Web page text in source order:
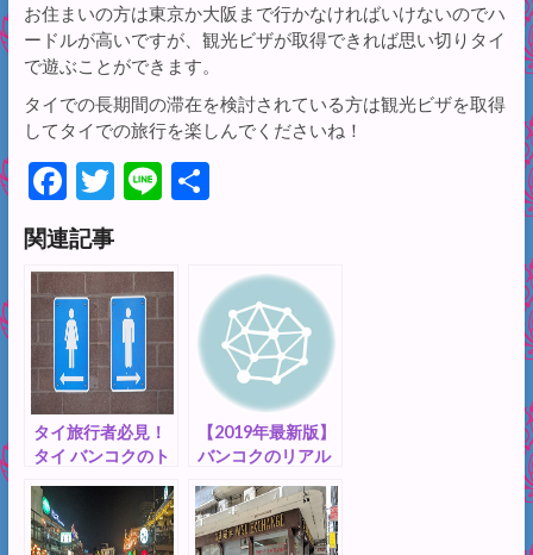
お住まいの方は東京か大阪まで行かなければいけないのでハ
ードルが高いですが、観光ビザが取得できれば思い切りタイ
で遊ぶことができます。
タイでの長期間の滞在を検討されている方は観光ビザを取得
してタイでの旅行を楽しんでくださいね！
F
ac
e
b
o
o
k
T
w
itt
er
Li 共
関連記事
タイ旅行者必見！
タイ バンコクのト
ます。【紙・マナ
ーなど】
【2019年最新版】
バンコクのリアル
ップのルールを知
ってスマートに旅